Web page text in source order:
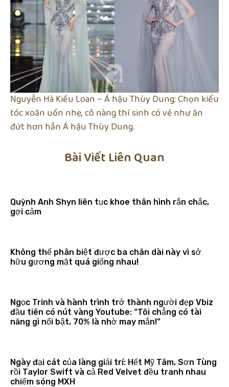
Nguyễn Hà Kiều Loan – Á hậu Thùy Dung: Chọn kiểu
tóc xoăn uốn nhẹ, cô nàng thí sinh có vẻ như ăn
đứt hơn hẳn Á hậu Thùy Dung.
Bài Viết Liên Quan
Quỳnh Anh Shyn liên tục khoe thân hình rắn chắc,
gợi cảm
Không thể phân biệt được ba chân dài này vì sở
hữu gương mặt quá giống nhau!
Ngọc Trinh và hành trình trở thành người đẹp Vbiz
đầu tiên có nút vàng Youtube: “Tôi chẳng có tài
năng gì nổi bật, 70% là nhờ may mắn!”
Ngày đại cát của làng giải trí: Hết Mỹ Tâm, Sơn Tùng
rồi Taylor Swift và cả Red Velvet đều tranh nhau
chiếm sóng MXH